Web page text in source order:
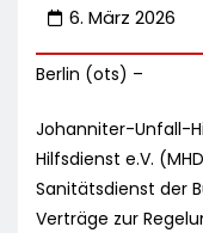
6. März 2026
Berlin (ots) –
Johanniter-Unfall-
Hilfsdienst e.V.
Sanitätsdienst der
Verträge zur